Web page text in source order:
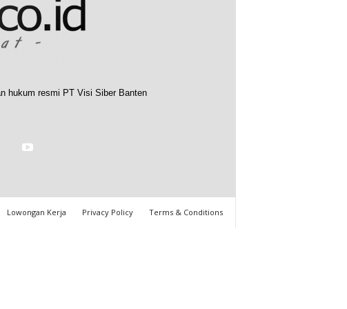
hukum resmi PT Visi Siber Banten
Lowongan Kerja Privacy Policy Terms & Conditions